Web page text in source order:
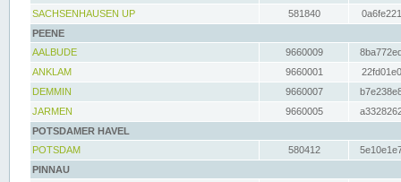
SACHSENHAUSEN UP
581840
PEENE
AALBUDE
9660009
ANKLAM
9660001
DEMMIN
9660007
JARMEN
9660005
POTSDAMER HAVEL
POTSDAM
580412
PINNAU